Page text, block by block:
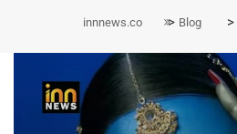
innnews.co > Blog >